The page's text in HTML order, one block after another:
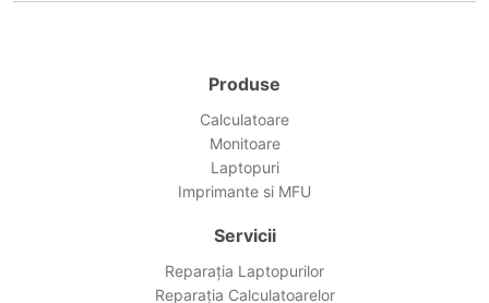
Produse
Calculatoare
Monitoare
Laptopuri
Imprimante si MFU
Servicii
Reparația Laptopurilor
Reparația Calculatoarelor